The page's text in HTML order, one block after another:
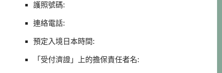
護照號碼:
連絡電話:
預定入境日本時間:
「受付濟證」上的擔保責任者名: